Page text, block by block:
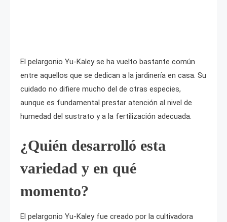
El pelargonio Yu-Kaley se ha vuelto bastante común
entre aquellos que se dedican a la jardinería en casa. Su
cuidado no difiere mucho del de otras especies,
aunque es fundamental prestar atención al nivel de
humedad del sustrato y a la fertilización adecuada.
¿Quién desarrolló esta
variedad y en qué
momento?
El pelargonio Yu-Kaley fue creado por la cultivadora